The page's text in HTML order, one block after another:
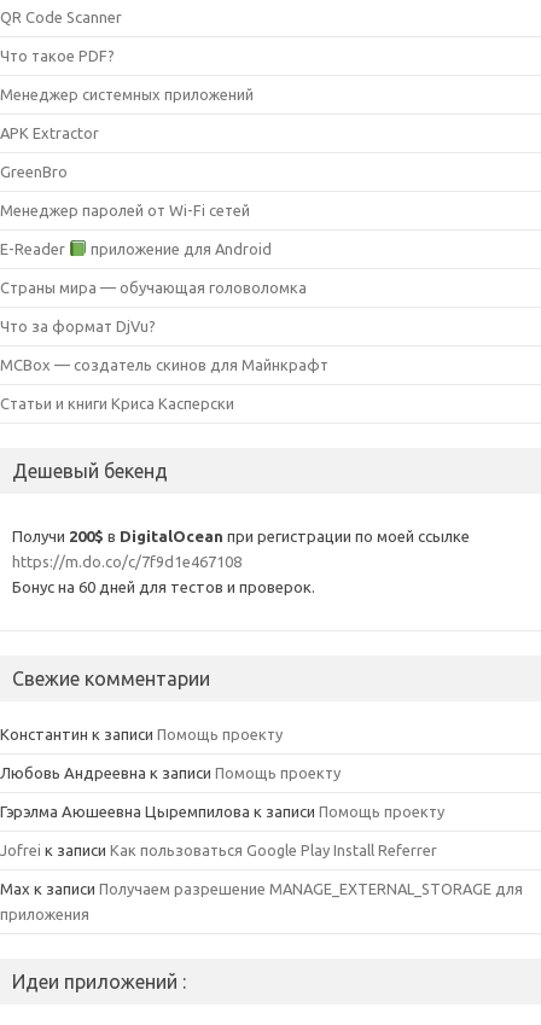
QR Code Scanner
Что такое PDF?
Менеджер системных приложений
APK Extractor
GreenBro
Менеджер паролей от Wi-Fi сетей
E-Reader приложение для Android
Страны мира — обучающая головоломка
Что за формат DjVu?
MCBox — создатель скинов для Майнкрафт
Статьи и книги Криса Касперски
Дешевый бекенд
Получи 200$ в DigitalOcean при регистрации по моей ссылке
https://m.do.co/c/7f9d1e467108
Бонус на 60 дней для тестов и проверок.
Свежие комментарии
Константин к записи Помощь проекту
Любовь Андреевна к записи Помощь проекту
Гэрэлма Аюшеевна Цыремпилова к записи Помощь проекту
Jofrei к записи Как пользоваться Google Play Install Referrer
Max к записи Получаем разрешение MANAGE_EXTERNAL_STORAGE для
приложения
Идеи приложений :